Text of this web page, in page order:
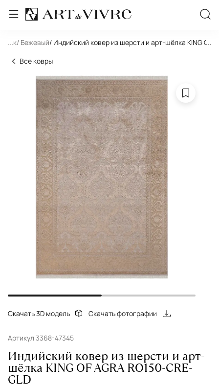
... / Бежевый/ Индийский ковер из шерсти и арт-шёлка KING OF...
Все ковры
Скачать 3D модель Скачать фотографии
Артикул 3368-47345
Индийский ковер из шерсти и арт-
шёлка KING OF AGRA RO150-CRE-
GLD